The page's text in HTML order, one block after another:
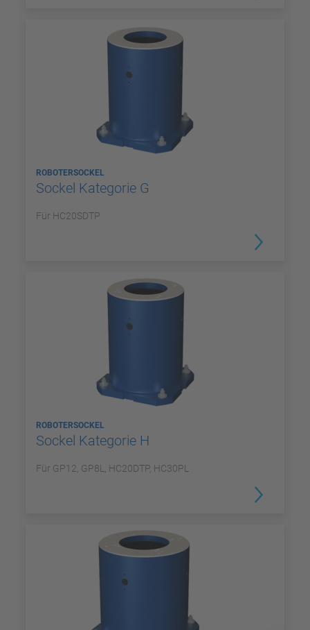
ROBOTERSOCKEL
Sockel Kategorie G
Für HC20SDTP
ROBOTERSOCKEL
Sockel Kategorie H
Für GP12, GP8L, HC20DTP, HC30PL